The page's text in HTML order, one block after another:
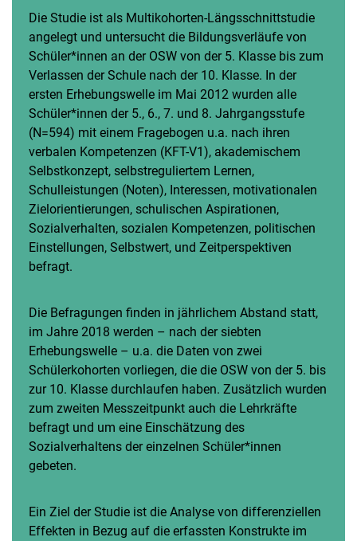
Die Studie ist als Multikohorten-Längsschnittstudie
angelegt und untersucht die Bildungsverläufe von
Schüler*innen an der OSW von der 5. Klasse bis zum
Verlassen der Schule nach der 10. Klasse. In der
ersten Erhebungswelle im Mai 2012 wurden alle
Schüler*innen der 5., 6., 7. und 8. Jahrgangsstufe
(N=594) mit einem Fragebogen u.a. nach ihren
verbalen Kompetenzen (KFT-V1), akademischem
Selbstkonzept, selbstreguliertem Lernen,
Schulleistungen (Noten), Interessen, motivationalen
Zielorientierungen, schulischen Aspirationen,
Sozialverhalten, sozialen Kompetenzen, politischen
Einstellungen, Selbstwert, und Zeitperspektiven
befragt.
Die Befragungen finden in jährlichem Abstand statt,
im Jahre 2018 werden – nach der siebten
Erhebungswelle – u.a. die Daten von zwei
Schülerkohorten vorliegen, die die OSW von der 5. bis
zur 10. Klasse durchlaufen haben. Zusätzlich wurden
zum zweiten Messzeitpunkt auch die Lehrkräfte
befragt und um eine Einschätzung des
Sozialverhaltens der einzelnen Schüler*innen
gebeten.
Ein Ziel der Studie ist die Analyse von differenziellen
Effekten in Bezug auf die erfassten Konstrukte im